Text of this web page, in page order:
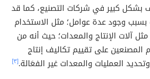
بشكل كبير في شركات التصنيع، كما قد
بسبب وجود عدة عوامل؛ مثل الاستخدام
آلات الإنتاج والمعدات؛ حيث أنه من
على تقييم تكاليف إنتاج
وتحديد العمليات والمعدات غير الفعَالة.[٣]